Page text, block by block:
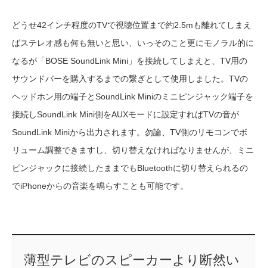
どうせ42インチ程度のTVで視聴位置まで約2.5mも離れてしまえ
ばステレオ感も何も無いと思い、いっそのこと更にモノラル的に
なるが「BOSE SoundLink Mini」を接続してしまえと、TV用の
サウンドバーを購入するまでの繋ぎとして使用しました。TVの
ヘッドホン用の端子とSoundLink Miniのミニピンジャック端子を
接続しSoundLink Mini側をAUXモードに設定すればTVの音が
SoundLink Miniから出力されます。勿論、TV側のリモコンでボ
リューム調整できますし、切り替えなければなりませんが、ミニ
ピンジャックに接続したままでもBluetoothに切り替えられるの
でiPhoneからの音楽を鳴らすことも可能です。
薄型テレビのスピーカーより断然い